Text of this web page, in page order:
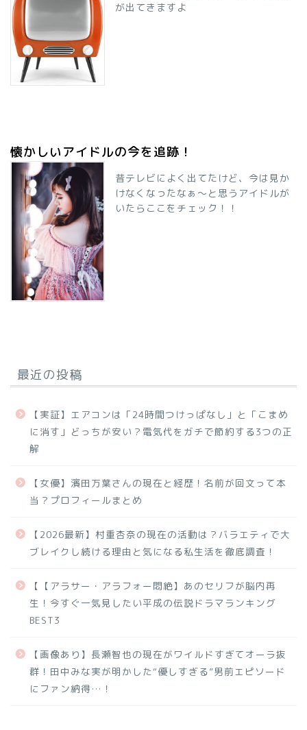
が出てきますよ
懐かしいアイドルの今を追跡！
昔テレビによく出てたけど、今は見か
けなくなったなぁ～と思うアイドルが
いたらここをチェック！！
最近の投稿
【実証】エアコンは「24時間つけっぱなし」と「こまめ
に消す」どっちが安い？電気代をガチで節約する3つの正
解
【女優】濱田万葉さんの現在と経歴！名前が回文って本
当？プロフィールまとめ
【2026最新】村重杏奈の現在の活動は？バラエティで大
ブレイクし続ける理由と気になる私生活を徹底調査！
【【アラサー・アラフォー悶絶】あのセリフが脳内再
生！今すぐ一気見したい平成の伝説ドラマランキング
BEST3
【画像あり】長瀬智也の現在がワイルドすぎてオーラ抜
群！田中みな実が明かした“優しすぎる”男前エピソード
にファン納得…！